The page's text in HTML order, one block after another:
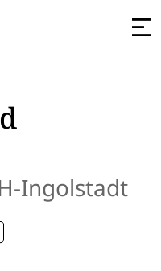
Ingolstadt